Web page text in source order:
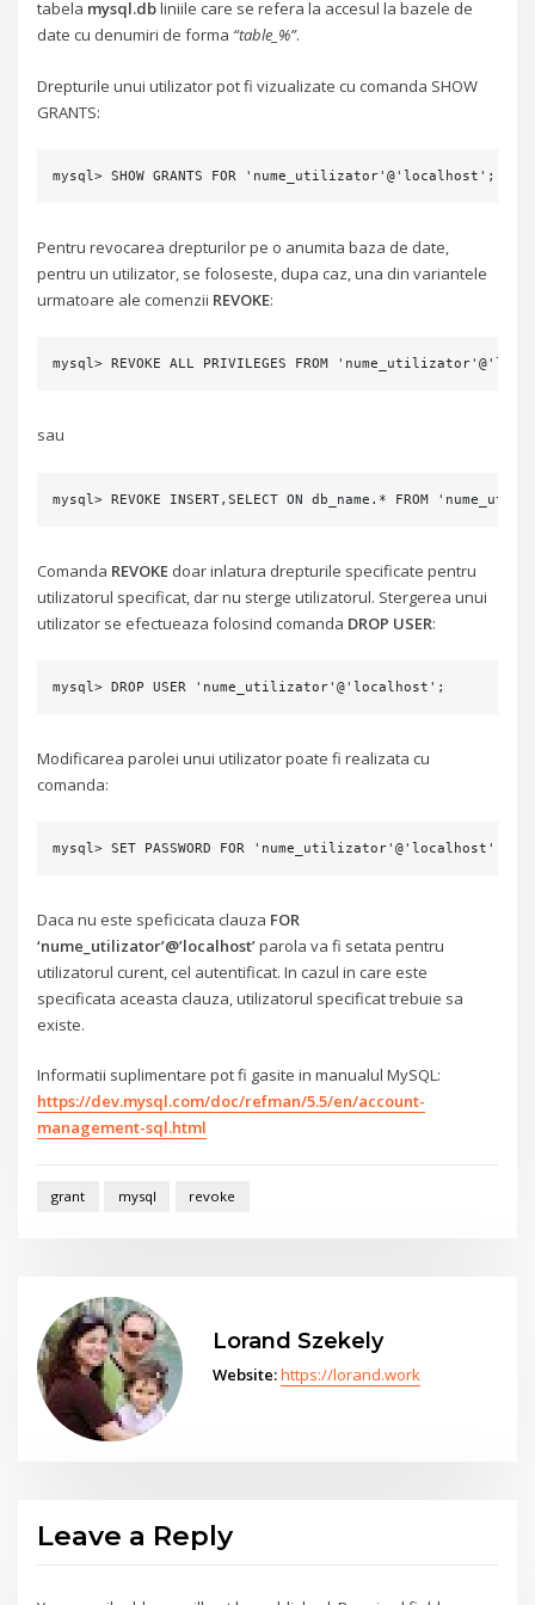
tabela mysql.dbliniile care se refera la accesul la bazele de
date cu denumiri de forma “table_%”.
Drepturile unui utilizator pot fi vizualizate cu comanda SHOW
GRANTS:
mysql> SHOW GRANTS FOR 'nume_utilizator'@'localhost';
Pentru revocarea drepturilor pe o anumita baza de date,
pentru un utilizator, se foloseste, dupa caz, una din variantele
urmatoare ale comenzii REVOKE:
mysql> REVOKE ALL PRIVILEGES FROM
sau
mysql> REVOKE INSERT,SELECT ON db_name.* FROM
Comanda REVOKE doar inlatura drepturile specificate pentru
utilizatorul specificat, dar nu sterge utilizatorul. Stergerea unui
utilizator se efectueaza folosind comanda DROP USER:
mysql> DROP USER 'nume_utilizator'@'localhost';
Modificarea parolei unui utilizator poate fi realizata cu
comanda:
mysql> SET PASSWORD FOR 'nume_utilizator'@'localhost' =
Daca nu este speficicata clauza FOR
‘nume_utilizator’@’localhost’parola va fi setata pentru
utilizatorul curent, cel autentificat. In cazul in care este
specificata aceasta clauza, utilizatorul specificat trebuie sa
existe.
Informatii suplimentare pot fi gasite in manualul MySQL:
https://dev.mysql.com/doc/refman/5.5/en/account-
management-sql.html
grant mysql revoke
Lorand Szekely
Website:https://lorand.work
Leave a Reply